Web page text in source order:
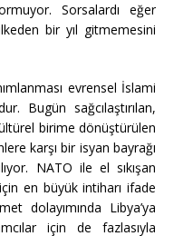
Sorsalardı eğer
bir yıl gitmemesini
evrensel İslami
Bugün sağcılaştırılan,
birime dönüştürülen
karşı bir isyan bayrağı
NATO ile el sıkışan
en büyük intiharı ifade
dolayımında Libya’ya
için de fazlasıyla